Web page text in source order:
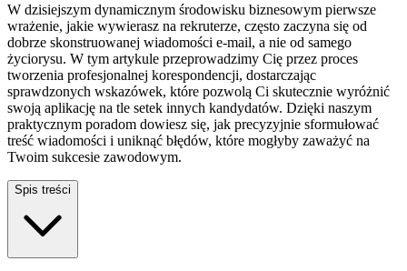
W dzisiejszym dynamicznym środowisku biznesowym pierwsze
wrażenie, jakie wywierasz na rekruterze, często zaczyna się od
dobrze skonstruowanej wiadomości e-mail, a nie od samego
życiorysu. W tym artykule przeprowadzimy Cię przez proces
tworzenia profesjonalnej korespondencji, dostarczając
sprawdzonych wskazówek, które pozwolą Ci skutecznie wyróżnić
swoją aplikację na tle setek innych kandydatów. Dzięki naszym
praktycznym poradom dowiesz się, jak precyzyjnie sformułować
treść wiadomości i uniknąć błędów, które mogłyby zaważyć na
Twoim sukcesie zawodowym.
Spis treści